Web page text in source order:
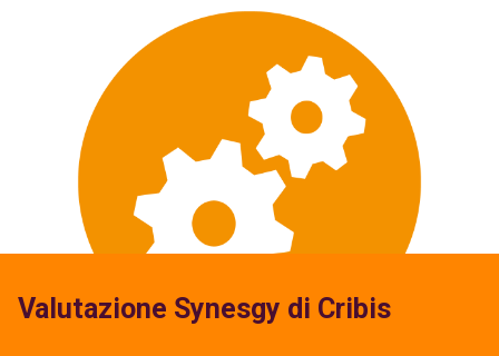
Valutazione Synesgy di Cribis